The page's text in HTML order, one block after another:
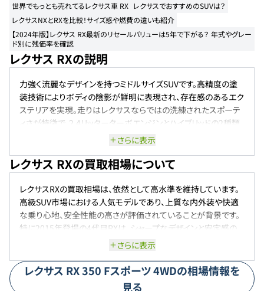
世界でもっとも売れてるレクサス車 RX レクサスでおすすめのSUVは？
レクサスNXとRXを比較！サイズ感や燃費の違いも紹介
【2024年版】レクサス RX最新のリセールバリューは5年で下がる？ 年式やグレー
ド別に残価率を確認
レクサス RXの説明
力強く流麗なデザインを持つミドルサイズSUVです。高精度の塗
装技術によりボディの陰影が鮮明に表現され、存在感のあるエク
ステリアを実現。走りはレクサスならではの洗練されたスポーテ
ィさが特徴で、2.4リッターターボエンジンとハイブリッドの2種類
が用意されています。特にハイブリッドはモーターアシストによる
なドライブを楽しめます。
さらに表示
レクサス RXの買取相場について
レクサスRXの買取相場は、依然として高水準を維持しています。
高級SUV市場における人気モデルであり、上質な内外装や快適
な乗り心地、安全性能の高さが評価されていることが背景です。
特に2015年登場の4代目RXは、シャープなデザインと安定感の
ある走行性能が好評で、中古車市場でも安定した需要がありま
ハイブリッドなどの電動パワートレインが採用され、さらに注目を
集めています。その影響もあり、従来モデル（4代目以前）は相場
さらに表示
レクサス RX350 Fスポーツ 4WDの相場情報を
見る